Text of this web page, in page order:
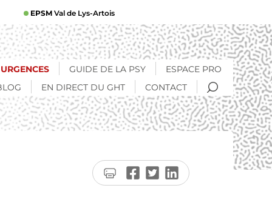
EPSM Val de Lys-Artois
URGENCES GUIDE DE LA PSY
ESPACE PRO
EN DIRECT DU GHT CONTACT RECHERCHE
Imprimer
la
Partager
sur
Partager
sur
Partager
sur